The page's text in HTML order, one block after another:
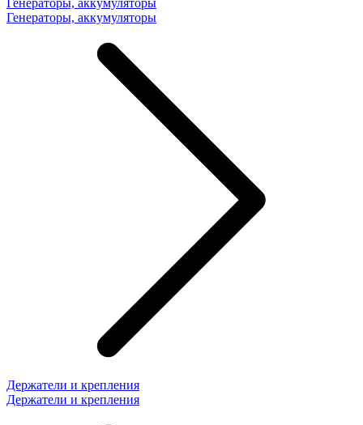
Генераторы, аккумуляторы
Генераторы, аккумуляторы
Держатели и крепления
Держатели и крепления